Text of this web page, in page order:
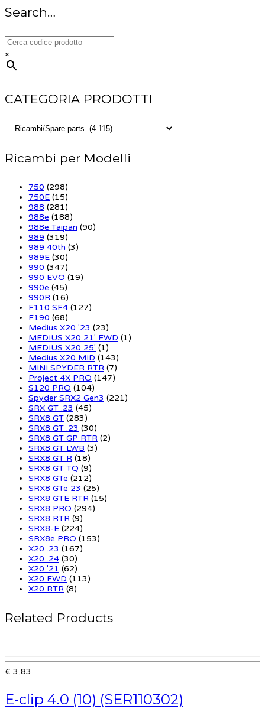
Search…
×
CATEGORIA PRODOTTI
Ricambi per Modelli
750 (298)
750E (15)
988 (281)
988e (188)
988e Taipan (90)
989 (319)
989 40th (3)
989E (30)
990 (347)
990 EVO (19)
990e (45)
990R (16)
F110 SF4 (127)
F190 (68)
Medius X20 '23 (23)
MEDIUS X20 21' FWD (1)
MEDIUS X20 25' (1)
Medius X20 MID (143)
MINI SPYDER RTR (7)
Project 4X PRO (147)
S120 PRO (104)
Spyder SRX2 Gen3 (221)
SRX GT .23 (45)
SRX8 GT (283)
SRX8 GT .23 (30)
SRX8 GT GP RTR (2)
SRX8 GT LWB (3)
SRX8 GT R (18)
SRX8 GT TQ (9)
SRX8 GTe (212)
SRX8 GTe 23 (25)
SRX8 GTE RTR (15)
SRX8 PRO (294)
SRX8 RTR (9)
SRX8-E (224)
SRX8e PRO (153)
X20 .23 (167)
X20 .24 (30)
X20 '21 (62)
X20 FWD (113)
X20 RTR (8)
Related Products
€ 3,83
E-clip 4.0 (10) (SER110302)